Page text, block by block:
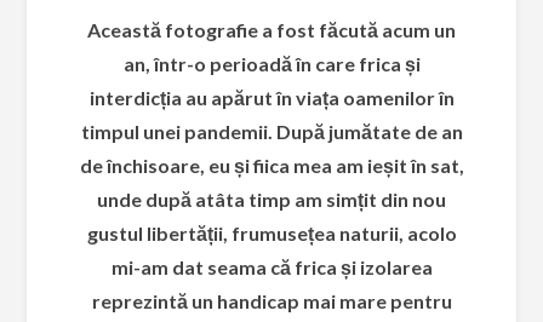
Această fotografie a fost făcută acum un
an, într-o perioadă în care frica și
interdicția au apărut în viața oamenilor în
timpul unei pandemii. După jumătate de an
de închisoare, eu și fiica mea am ieșit în sat,
unde după atâta timp am simțit din nou
gustul libertății, frumusețea naturii, acolo
mi-am dat seama că frica și izolarea
reprezintă un handicap mai mare pentru